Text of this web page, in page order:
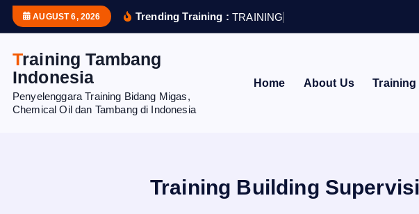
AUGUST 6, 2026 Trending Training : TRAINING
Training Tambang
Indonesia
Penyelenggara Training Bidang Migas,
Chemical Oil dan Tambang di Indonesia
Home About Us Training
Training Building